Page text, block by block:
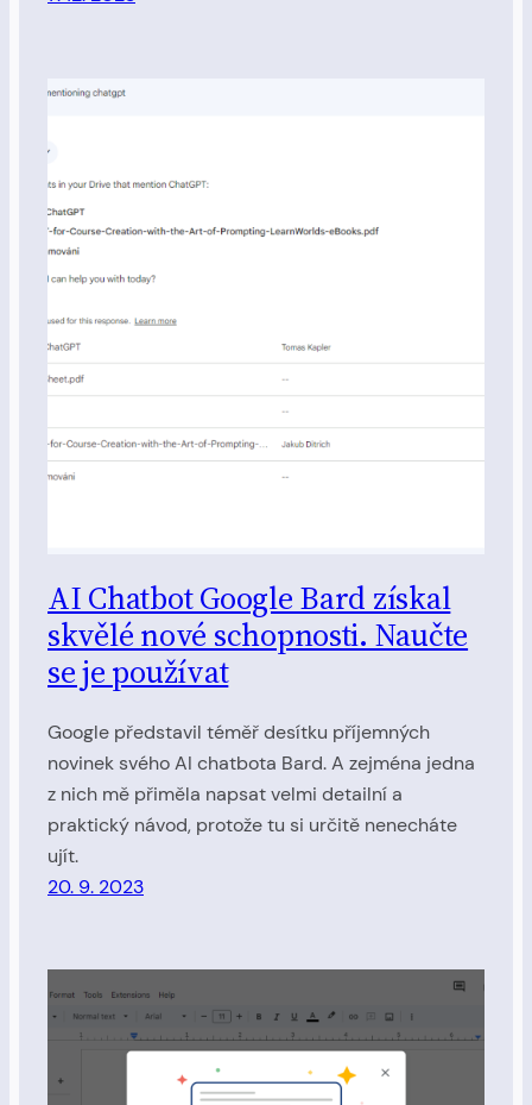
AI Chatbot Google Bard získal
skvělé nové schopnosti. Naučte
se je používat
Google představil téměř desítku příjemných
novinek svého AI chatbota Bard. A zejména jedna
z nich mě přiměla napsat velmi detailní a
praktický návod, protože tu si určitě nenecháte
ujít.
20. 9. 2023